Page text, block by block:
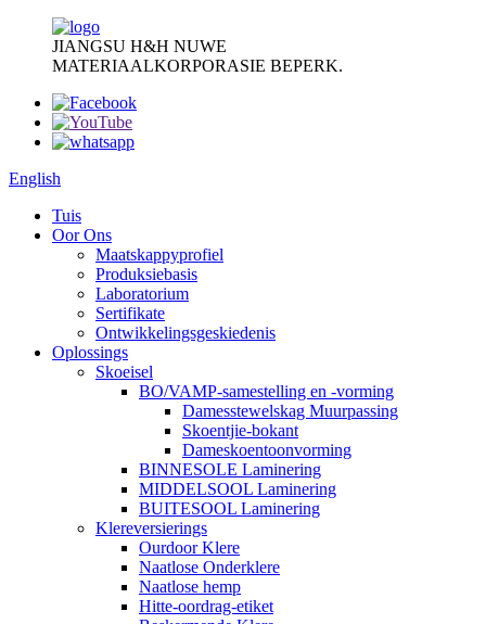
JIANGSU H&H NUWE
MATERIAALKORPORASIE BEPERK.
English
Tuis
Oor Ons
Maatskappyprofiel
Produksiebasis
Laboratorium
Sertifikate
Ontwikkelingsgeskiedenis
Oplossings
Skoeisel
BO/VAMP-samestelling en -vorming
Damesstewelskag Muurpassing
Skoentjie-bokant
Dameskoentoonvorming
BINNESOLE Laminering
MIDDELSOOL Laminering
BUITESOOL Laminering
Klereversierings
Ourdoor Klere
Naatlose Onderklere
Naatlose hemp
Hitte-oordrag-etiket